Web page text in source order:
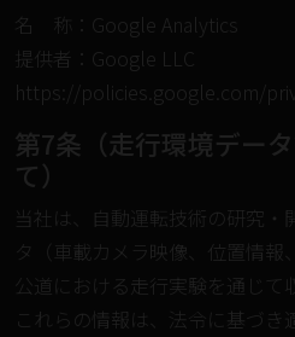
名 称：Google Analytics
提供者：Google LLC
https://policies.google.com/
第7条（走行環境デー
て）
当社は、自動運転技術の研究
タ（車載カメラ映像、位置情報
公道における走行実験を通じて
これらの情報は、法令に基づ